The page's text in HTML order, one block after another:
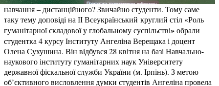
навчання – дистанційного? Звичайно студенти. Тому саме
таку тему доповіді на ІІ Всеукраїнський круглий стіл «Роль
гуманітарної складової у глобальному суспільстві»обрали
студентка 4 курсу Інституту Ангеліна Верещака і доцент
Олена Сухушина. Він відбувся 28 квітня на базі Навчально-
наукового інституту гуманітарних наук Університету
державної фіскальної служби України (м. Ірпінь). З метою
об’єктивного висловлення думки студентів Ангеліна провела